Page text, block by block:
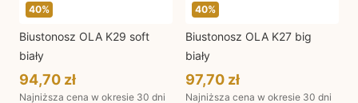
40%
Biustonosz OLA K29 soft
biały
94,70 zł
Najniższa cena w okresie 30 dni
40%
Biustonosz OLA K27 big
biały
97,70 zł
Najniższa cena w okresie 30 dni